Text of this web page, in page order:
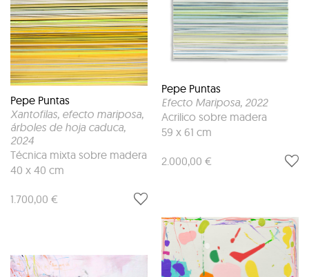
Pepe Puntas
Xantofilas, efecto mariposa,
árboles de hoja caduca,
2024
Técnica mixta sobre madera
40 x 40 cm
1.700,00 €
Pepe Puntas
Efecto Mariposa, 2022
Acrilico sobre madera
59 x 61 cm
2.000,00 €